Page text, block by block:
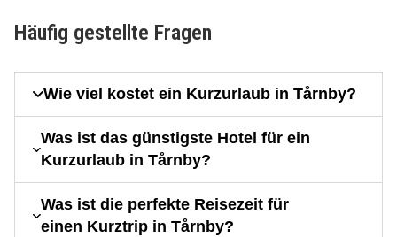
Häufig gestellte Fragen
Wie viel kostet ein Kurzurlaub in Tårnby?
Was ist das günstigste Hotel für ein
Kurzurlaub in Tårnby?
Was ist die perfekte Reisezeit für
einen Kurztrip in Tårnby?